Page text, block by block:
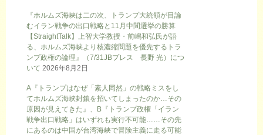
『ホルムズ海峡は二の次、トランプ大統領が目論
むイラン戦争の出口戦略と11月中間選挙の勝算
【StraightTalk】上智大学教授・前嶋和弘氏が語
る、ホルムズ海峡より核濃縮問題を優先するトラ
ンプ政権の論理』（7/31JBプレス 長野 光）につ
いて 2026年8月2日
A『トランプはなぜ「素人同然」の戦略ミスをし
てホルムズ海峡封鎖を招いてしまったのか…その
原因が見えてきた』、B『トランプ政権「イラン
戦争出口戦略」はいずれも実行不可能……その先
にあるのは中国が台湾海峡で冒険主義に走る可能